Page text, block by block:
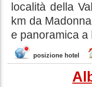
località della
km da
e panoramica
posizione hotel